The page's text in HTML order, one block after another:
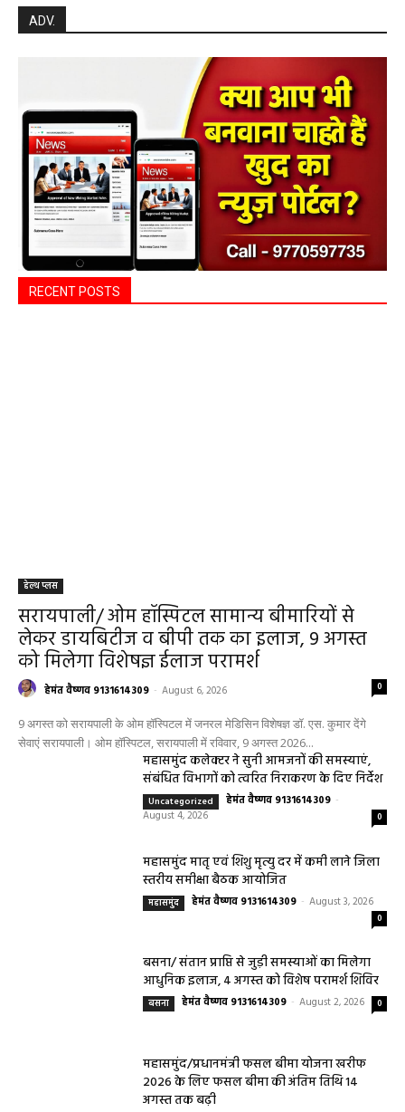
ADV.
RECENT POSTS
हेल्थ प्लस
सरायपाली/ ओम हॉस्पिटल सामान्य बीमारियों से
लेकर डायबिटीज व बीपी तक का इलाज, 9 अगस्त
को मिलेगा विशेषज्ञ ईलाज परामर्श
हेमंत वैष्णव 9131614309 - August 6, 2026 0
9 अगस्त को सरायपाली के ओम हॉस्पिटल में जनरल मेडिसिन विशेषज्ञ डॉ. एस. कुमार देंगे
सेवाएं सरायपाली। ओम हॉस्पिटल, सरायपाली में रविवार, 9 अगस्त 2026...
महासमुंद कलेक्टर ने सुनी आमजनों की समस्याएं,
संबंधित विभागों को त्वरित निराकरण के दिए निर्देश
Uncategorized हेमंत वैष्णव 9131614309 -
August 4, 2026
0
महासमुंद मातृ एवं शिशु मृत्यु दर में कमी लाने जिला
स्तरीय समीक्षा बैठक आयोजित
महासमुंद हेमंत वैष्णव 9131614309 - August 3, 2026
0
बसना/ संतान प्राप्ति से जुड़ी समस्याओं का मिलेगा
आधुनिक इलाज, 4 अगस्त को विशेष परामर्श शिविर
बसना हेमंत वैष्णव 9131614309 - August 2, 2026 0
महासमुंद/प्रधानमंत्री फसल बीमा योजना खरीफ
2026 के लिए फसल बीमा की अंतिम तिथि 14
अगस्त तक बढ़ी